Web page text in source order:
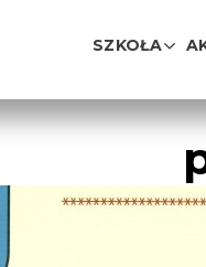
SZKOŁA